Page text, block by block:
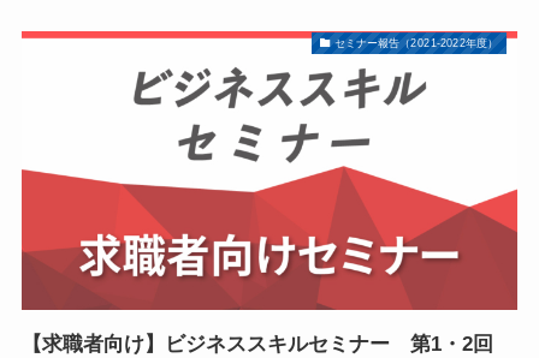
セミナー報告（2021-2022年度）
【求職者向け】ビジネススキルセミナー 第1・2回